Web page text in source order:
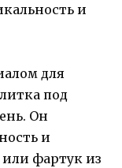
и
для
под
Он
и
или фартук из